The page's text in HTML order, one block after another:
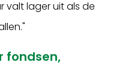
lager uit als de
fondsen,